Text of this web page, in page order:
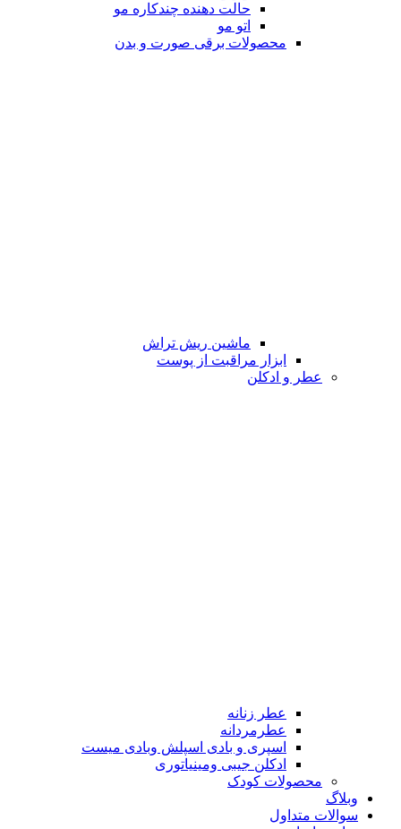
حالت دهنده چندکاره مو
اتو مو
محصولات برقی صورت و بدن
ماشین ریش تراش
ابزار مراقبت از پوست
عطر و ادکلن
عطر زنانه
عطرمردانه
اسپری و بادی اسپلش وبادی میست
ادکلن جیبی ومینیاتوری
محصولات کودک
وبلاگ
سوالات متداول